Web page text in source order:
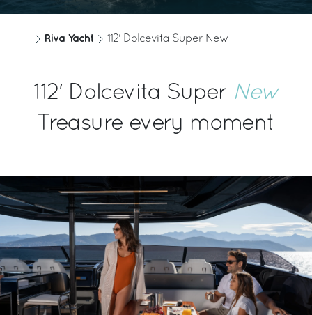
Riva Yacht 112' Dolcevita Super New
112' Dolcevita Super New
Treasure every moment